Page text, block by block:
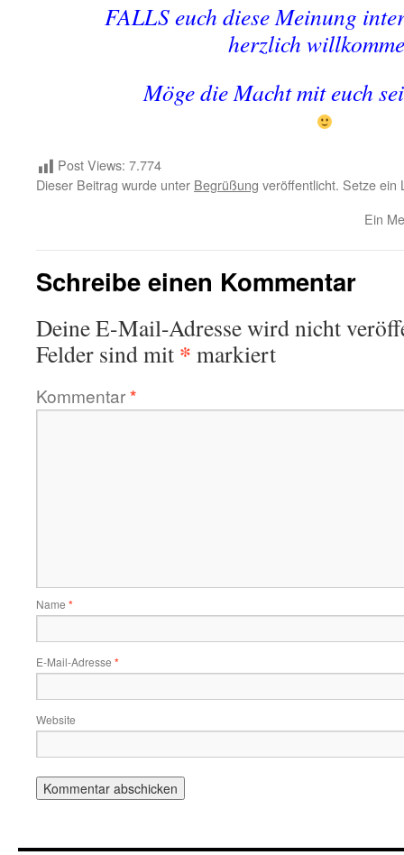
FALLS euch diese Meinung
herzlich
Möge die Macht mit euch
Post Views: 7.774
Dieser Beitrag wurde unter Begrüßung veröffentlicht. Setze
Ein
Schreibe einen Kommentar
Deine E-Mail-Adresse wird nicht
Felder sind mit * markiert
Kommentar*
Name *
E-Mail-Adresse *
Website